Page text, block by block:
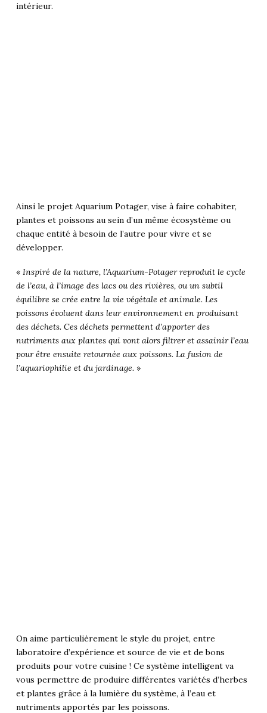
intérieur.
Ainsi le projet Aquarium Potager, vise à faire cohabiter,
plantes et poissons au sein d’un même écosystème ou
chaque entité à besoin de l’autre pour vivre et se
développer.
« Inspiré de la nature, l’Aquarium-Potager reproduit le cycle
de l’eau, à l’image des lacs ou des rivières, ou un subtil
équilibre se crée entre la vie végétale et animale. Les
poissons évoluent dans leur environnement en produisant
des déchets. Ces déchets permettent d’apporter des
nutriments aux plantes qui vont alors filtrer et assainir l’eau
pour être ensuite retournée aux poissons. La fusion de
l’aquariophilie et du jardinage. »
On aime particulièrement le style du projet, entre
laboratoire d’expérience et source de vie et de bons
produits pour votre cuisine ! Ce système intelligent va
vous permettre de produire différentes variétés d’herbes
et plantes grâce à la lumière du système, à l’eau et
nutriments apportés par les poissons.